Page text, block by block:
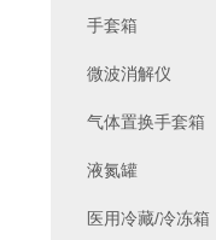
手套箱
微波消解仪
气体置换手套箱
液氮罐
医用冷藏/冷冻箱